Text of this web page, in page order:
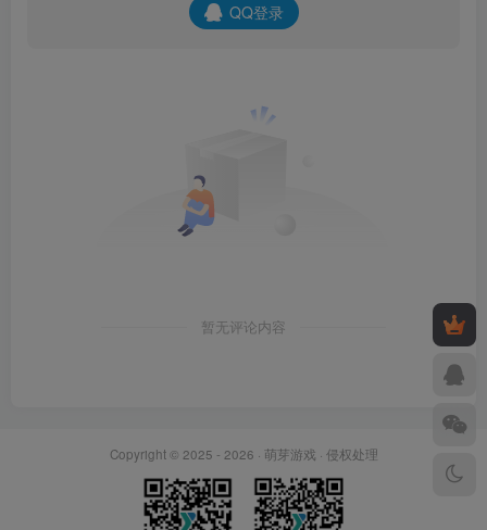
QQ登录
暂无评论内容
Copyright © 2025 - 2026 · 萌芽游戏 · 侵权处理